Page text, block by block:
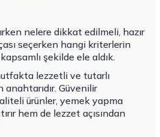
nelere dikkat edilmeli, hazır
seçerken hangi kriterlerin
kapsamlı şekilde ele aldık.
lezzetli ve tutarlı
Güvenilir
ürünler, yemek yapma
hem de lezzet açısından